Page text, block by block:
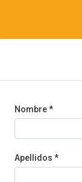
Nombre *
Apellidos *